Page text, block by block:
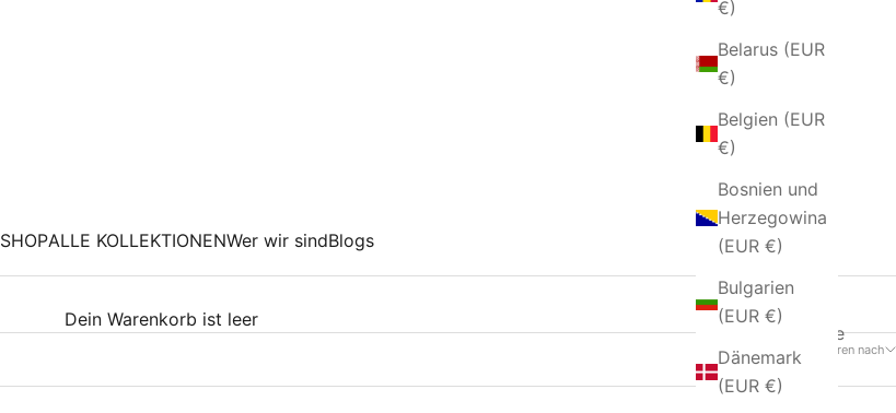
SHOPALLE KOLLEKTIONENWer wir sindBlogs
€)
Belarus (EUR
€)
Belgien (EUR
€)
Bosnien und
Herzegowina
(EUR €)
Bulgarien
(EUR €)
Dänemark
(EUR €)
Dein Warenkorb ist leer
Sortieren nach
45 Produkte